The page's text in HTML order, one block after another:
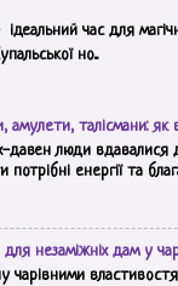
час для
но...
амулети, талісмани:
давен люди вдавалися
потрібні енергії та
незаміжніх дам у
чарівними